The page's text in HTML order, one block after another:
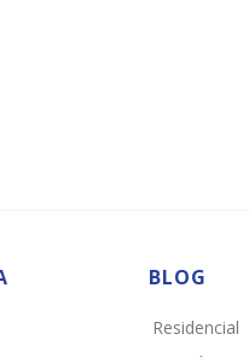
BLOG
Residencial